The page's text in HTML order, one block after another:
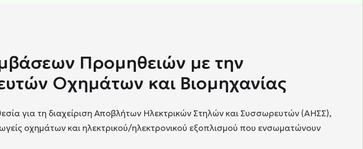
Προμηθειών με την
Οχημάτων και Βιομηχανίας
για τη διαχείριση Αποβλήτων Ηλεκτρικών Στηλών και Συσσωρευτών (ΑΗΣΣ),
οχημάτων και ηλεκτρικού/ηλεκτρονικού εξοπλισμού που ενσωματώνουν